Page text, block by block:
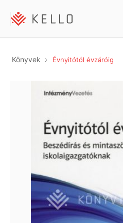
Könyvek Évnyitótól évzáróig